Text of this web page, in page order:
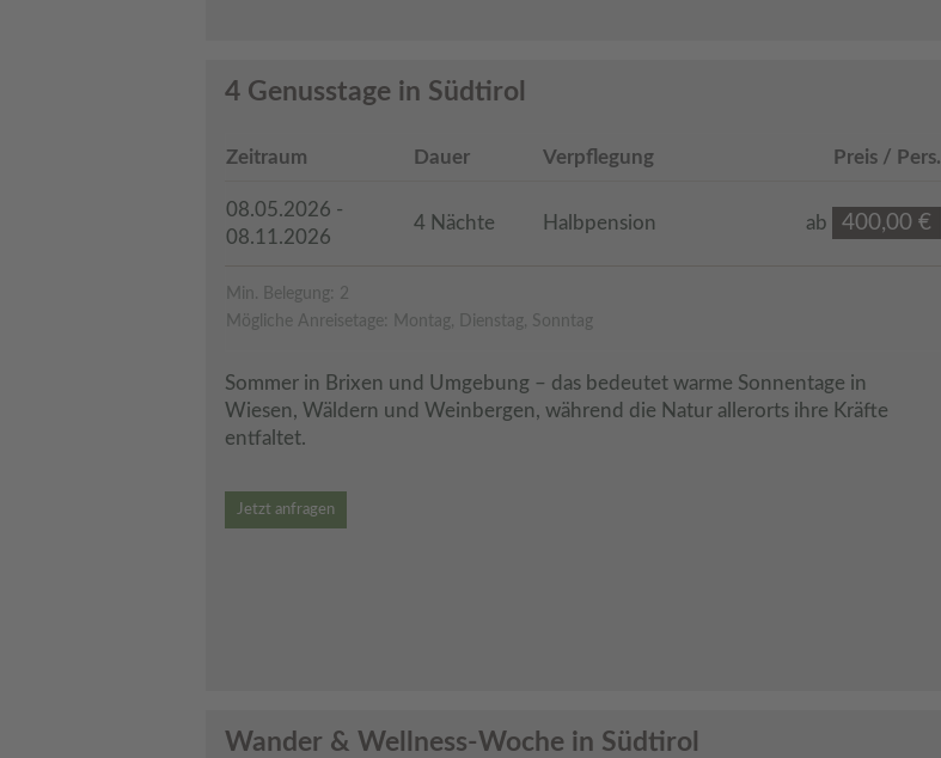
4 Genusstage in Südtirol
Zeitraum Dauer Verpflegung Preis / Pers.
08.05.2026 -
08.11.2026
4 Nächte Halbpension ab 400,00 €
Min. Belegung: 2
Mögliche Anreisetage: Montag, Dienstag, Sonntag
Sommer in Brixen und Umgebung – das bedeutet warme Sonnentage in
Wiesen, Wäldern und Weinbergen, während die Natur allerorts ihre Kräfte
entfaltet.
Jetzt anfragen
Wander & Wellness-Woche in Südtirol